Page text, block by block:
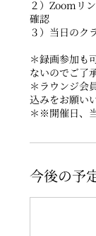
２）Zoomリ
確認
３）当日のク
＊録画参加も
ないのでご了
＊ラウンジ会
込みをお願い
今後の予